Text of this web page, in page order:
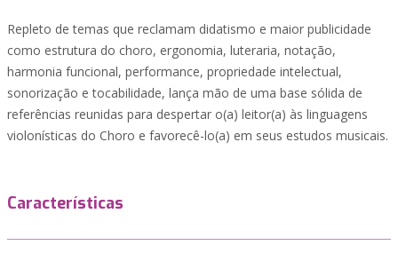
Repleto de temas que reclamam didatismo e maior publicidade
como estrutura do choro, ergonomia, luteraria, notação,
harmonia funcional, performance, propriedade intelectual,
sonorização e tocabilidade, lança mão de uma base sólida de
referências reunidas para despertar o(a) leitor(a) às linguagens
violonísticas do Choro e favorecê-lo(a) em seus estudos musicais.
Características